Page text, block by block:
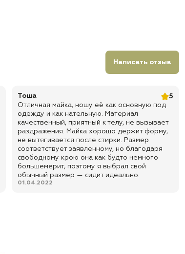
Написать отзыв
Тоша
5
Отличная майка, ношу её как основную под
одежду и как нательную. Материал
качественный, приятный к телу, не вызывает
раздражения. Майка хорошо держит форму,
не вытягивается после стирки. Размер
соответствует заявленному, но благодаря
свободному крою она как будто немного
большемерит, поэтому я выбрал свой
обычный размер — сидит идеально.
01.04.2022